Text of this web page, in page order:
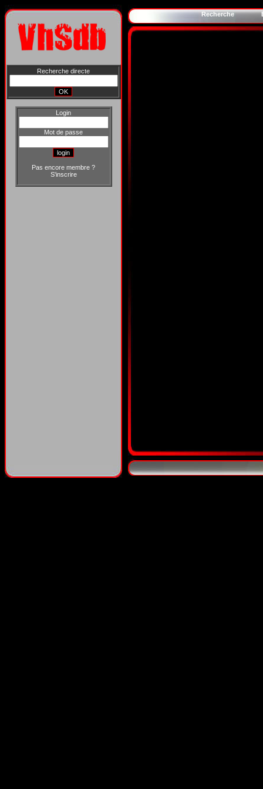
Recherche directe
Login
Mot de passe
Pas encore membre ?
S'inscrire
Recherche